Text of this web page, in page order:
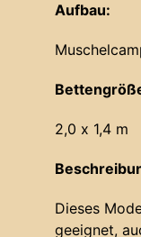
Aufbau:
2,0 x 1,4 m
Dieses
geeignet,